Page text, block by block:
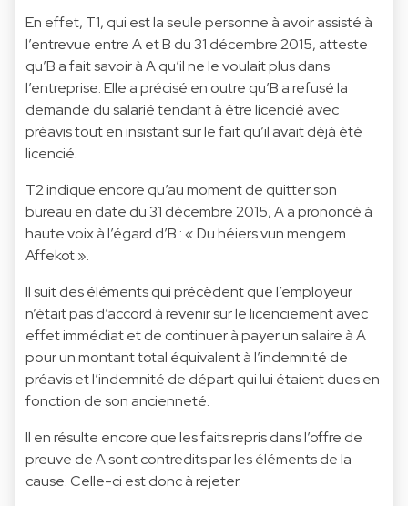
En effet, T1, qui est la seule personne à avoir assisté à
l’entrevue entre A et B du 31 décembre 2015, atteste
qu’B a fait savoir à A qu’il ne le voulait plus dans
l’entreprise. Elle a précisé en outre qu’B a refusé la
demande du salarié tendant à être licencié avec
préavis tout en insistant sur le fait qu’il avait déjà été
licencié.
T2 indique encore qu’au moment de quitter son
bureau en date du 31 décembre 2015, A a prononcé à
haute voix à l’égard d’B : « Du héiers vun mengem
Affekot ».
Il suit des éléments qui précèdent que l’employeur
n’était pas d’accord à revenir sur le licenciement avec
effet immédiat et de continuer à payer un salaire à A
pour un montant total équivalent à l’indemnité de
préavis et l’indemnité de départ qui lui étaient dues en
fonction de son ancienneté.
Il en résulte encore que les faits repris dans l’offre de
preuve de A sont contredits par les éléments de la
cause. Celle-ci est donc à rejeter.